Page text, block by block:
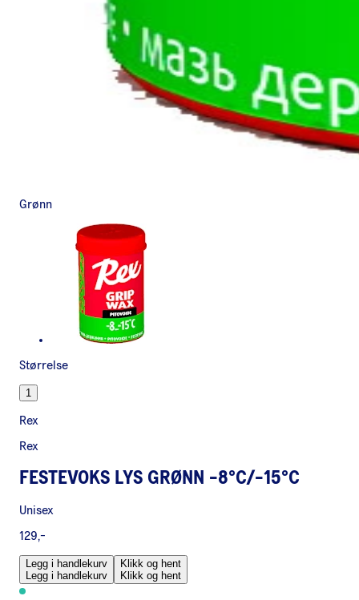
Grønn
Størrelse
1
Rex
Rex
FESTEVOKS LYS GRØNN -8°C/-15°C
Unisex
129,-
Legg i handlekurv
Legg i handlekurv
Klikk og hent
Klikk og hent